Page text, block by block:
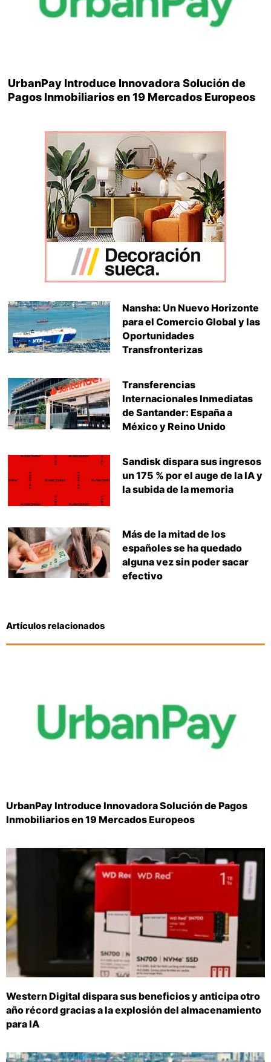
UrbanPay Introduce Innovadora Solución de
Pagos Inmobiliarios en 19 Mercados Europeos
Nansha: Un Nuevo Horizonte
para el Comercio Global y las
Oportunidades
Transfronterizas
Transferencias
Internacionales Inmediatas
de Santander: España a
México y Reino Unido
Sandisk dispara sus ingresos
un 175 % por el auge de la IA y
la subida de la memoria
Más de la mitad de los
españoles se ha quedado
alguna vez sin poder sacar
efectivo
Artículos relacionados
UrbanPay Introduce Innovadora Solución de Pagos
Inmobiliarios en 19 Mercados Europeos
Western Digital dispara sus beneficios y anticipa otro
año récord gracias a la explosión del almacenamiento
para IA